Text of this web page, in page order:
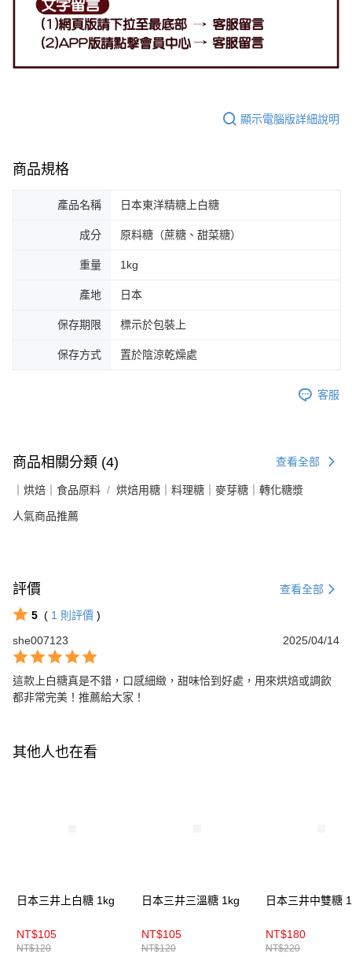
顯示電腦版詳細說明
商品規格
產品名稱 日本東洋精糖上白糖
成分 原料糖（蔗糖、甜菜糖）
重量 1kg
產地 日本
保存期限 標示於包裝上
保存方式 置於陰涼乾燥處
客服
商品相關分類 (4) 查看全部
｜烘焙｜食品原料 烘焙用糖｜料理糖｜麥芽糖｜轉化糖漿
人氣商品推薦
評價 查看全部
5 ( 1 則評價 )
she007123
2025/04/14
這款上白糖真是不錯，口感細緻，甜味恰到好處，用來烘焙或調飲
都非常完美！推薦給大家！
其他人也在看
日本三井上白糖 1kg
NT$105
NT$120
日本三井三溫糖 1kg
NT$105
NT$120
日本三井中雙糖
NT$180
NT$220